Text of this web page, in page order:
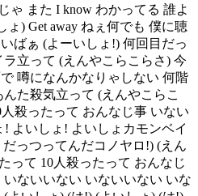
ゃ また I know わかってる 誰よ
ょ) Get away ねぇ何でも 僕に聴
ばぁ (よーいしょ!) 何回目だっ
立って (えんやこらこらさ) 今
噂になんかなりゃしない 何階
んた殺気立って (えんやこらこ
殺ったって おんなじ事 いない
よいしょ! よいしょカモンベイ
っつってんだコノヤロ!) (えん
って 10人殺ったって おんなじ
ないいない いないいない いな